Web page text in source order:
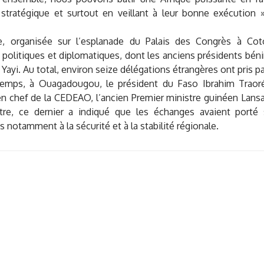
stratégique et surtout en veillant à leur bonne exécution
organisée sur l’esplanade du Palais des Congrès à
et diplomatiques, dont les anciens présidents
Au total, environ seize délégations étrangères ont pris
à Ouagadougou, le président du Faso Ibrahim
chef de la CEDEAO, l’ancien Premier ministre guinéen
ce dernier a indiqué que les échanges avaient porté
notamment à la sécurité et à la stabilité régionale.